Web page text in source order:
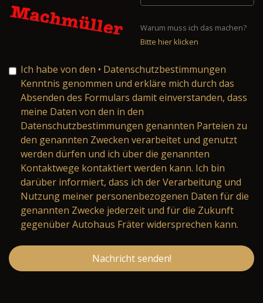
Warum muss ich das machen?
Bitte hier klicken
Ich habe von den • Datenschutzbestimmungen
Kenntnis genommen und erkläre mich durch das
Absenden des Formulars damit einverstanden, dass
meine Daten von den in den
Datenschutzbestimmungen genannten Parteien zu
den genannten Zwecken verarbeitet und genutzt
werden dürfen und ich über die genannten
Kontaktwege kontaktiert werden kann. Ich bin
darüber informiert, dass ich der Verarbeitung und
Nutzung meiner personenbezogenen Daten für die
genannten Zwecke jederzeit und für die Zukunft
gegenüber Autohaus Fräter widersprechen kann.
Nachricht senden!